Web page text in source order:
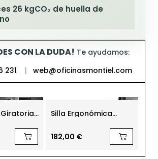
26 kgCO₂ de huella de
CON LA DUDA! Te ayudamos:
231 | web@oficinasmontiel.com
Silla Ergonómica
182,00 €